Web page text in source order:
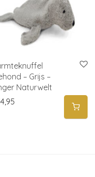
– Grijs –
Naturwelt